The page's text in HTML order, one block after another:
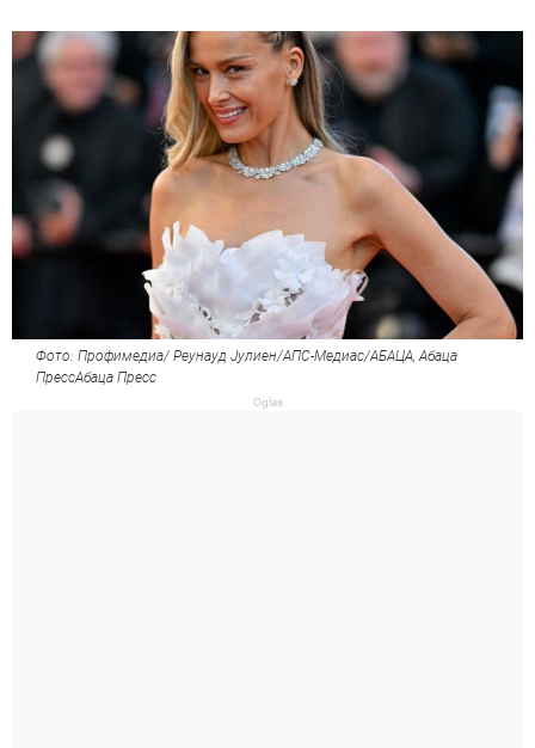
Фото: Профимедиа/ Реyнауд Јулиен/АПС-Медиас/АБАЦА, Абаца
ПрессАбаца Пресс
Oglas